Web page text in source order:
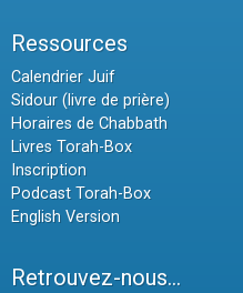
Ressources
Calendrier Juif
Sidour (livre de prière)
Horaires de Chabbath
Livres Torah-Box
Inscription
Podcast Torah-Box
English Version
Retrouvez-nous...